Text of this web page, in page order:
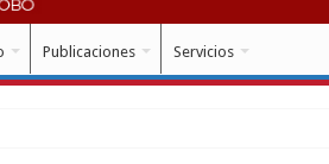
Publicaciones Servicios